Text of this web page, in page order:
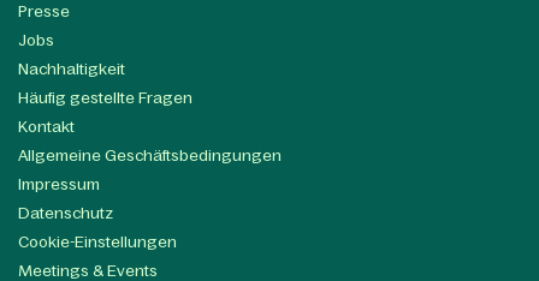
Presse
Jobs
Nachhaltigkeit
Häufig gestellte Fragen
Kontakt
Allgemeine Geschäftsbedingungen
Impressum
Datenschutz
Cookie-Einstellungen
Meetings & Events